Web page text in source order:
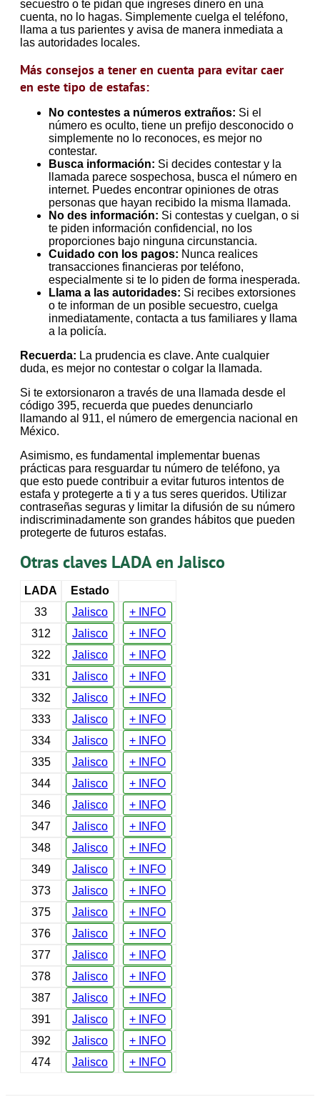
secuestro o te pidan que ingreses dinero en una
cuenta, no lo hagas. Simplemente cuelga el teléfono,
llama a tus parientes y avisa de manera inmediata a
las autoridades locales.
Más consejos a tener en cuenta para evitar caer
en este tipo de estafas:
No contestes a números extraños: Si el
número es oculto, tiene un prefijo desconocido o
simplemente no lo reconoces, es mejor no
contestar.
Busca información: Si decides contestar y la
llamada parece sospechosa, busca el número en
internet. Puedes encontrar opiniones de otras
personas que hayan recibido la misma llamada.
No des información: Si contestas y cuelgan, o si
te piden información confidencial, no los
proporciones bajo ninguna circunstancia.
Cuidado con los pagos: Nunca realices
transacciones financieras por teléfono,
especialmente si te lo piden de forma inesperada.
Llama a las autoridades: Si recibes extorsiones
o te informan de un posible secuestro, cuelga
inmediatamente, contacta a tus familiares y llama
a la policía.
Recuerda: La prudencia es clave. Ante cualquier
duda, es mejor no contestar o colgar la llamada.
Si te extorsionaron a través de una llamada desde el
código 395, recuerda que puedes denunciarlo
llamando al 911, el número de emergencia nacional en
México.
Asimismo, es fundamental implementar buenas
prácticas para resguardar tu número de teléfono, ya
que esto puede contribuir a evitar futuros intentos de
estafa y protegerte a ti y a tus seres queridos. Utilizar
contraseñas seguras y limitar la difusión de su número
indiscriminadamente son grandes hábitos que pueden
protegerte de futuros estafas.
Otras claves LADA en Jalisco
LADA
Estado
33
Jalisco
+ INFO
312
Jalisco
+ INFO
322
Jalisco
+ INFO
331
Jalisco
+ INFO
332
Jalisco
+ INFO
333
Jalisco
+ INFO
334
Jalisco
+ INFO
335
Jalisco
+ INFO
344
Jalisco
+ INFO
346
Jalisco
+ INFO
347
Jalisco
+ INFO
348
Jalisco
+ INFO
349
Jalisco
+ INFO
373
Jalisco
+ INFO
375
Jalisco
+ INFO
376
Jalisco
+ INFO
377
Jalisco
+ INFO
378
Jalisco
+ INFO
387
Jalisco
+ INFO
391
Jalisco
+ INFO
392
Jalisco
+ INFO
474
Jalisco + INFO